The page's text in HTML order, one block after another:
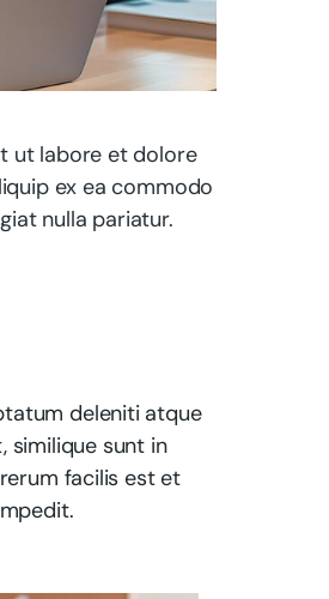
ut labore et dolore
ex ea commodo
nulla pariatur.
deleniti atque
sunt in
facilis est et